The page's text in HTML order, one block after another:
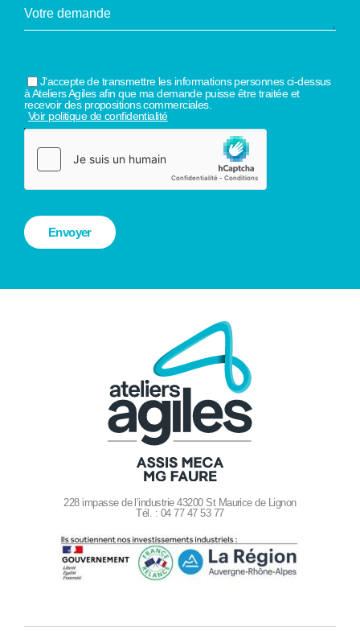
J'accepte de transmettre les informations personnes ci-dessus
à Ateliers Agiles afin que ma demande puisse être traitée et
recevoir des propositions commerciales.
Voir politique de confidentialité
228 impasse de l’industrie 43200 St Maurice de Lignon
Tél. : 04 77 47 53 77